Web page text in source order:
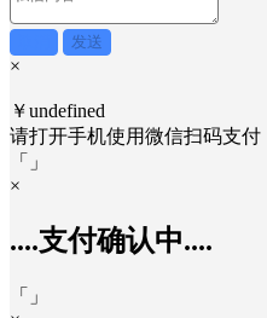
发送
×
￥undefined
请打开手机使用微信扫码支付
「
」
×
....支付确认中....
「
」